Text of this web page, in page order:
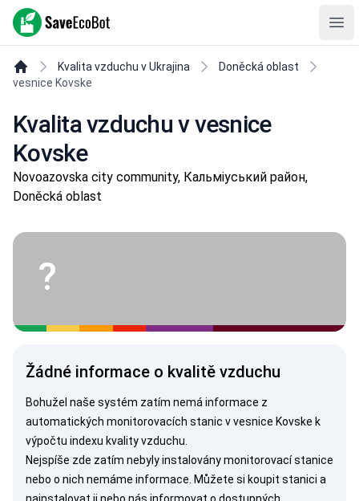
SaveEcoBot
Kvalita vzduchu v Ukrajina
Doněcká oblast
vesnice Kovske
Kvalita vzduchu v vesnice
Kovske
Novoazovska city community, Кальміуський район,
Doněcká oblast
?
Žádné informace o kvalitě vzduchu
Bohužel naše systém zatím nemá informace z
automatických monitorovacích stanic v vesnice Kovske k
výpočtu indexu kvality vzduchu.
Nejspíše zde zatím nebyly instalovány monitorovací stanice
nebo o nich nemáme informace. Můžete si koupit stanici a